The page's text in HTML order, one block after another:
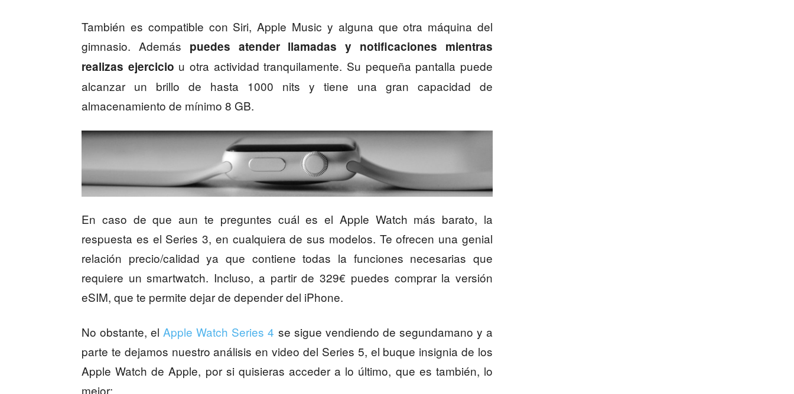
También es compatible con Siri, Apple Music y alguna que otra máquina del
gimnasio. Además puedes atender llamadas y notificaciones mientras
realizas ejercicio u otra actividad tranquilamente. Su pequeña pantalla puede
alcanzar un brillo de hasta 1000 nits y tiene una gran capacidad de
almacenamiento de mínimo 8 GB.
En caso de que aun te preguntes cuál es el Apple Watch más barato, la
respuesta es el Series 3, en cualquiera de sus modelos. Te ofrecen una genial
relación precio/calidad ya que contiene todas la funciones necesarias que
requiere un smartwatch. Incluso, a partir de 329€ puedes comprar la versión
eSIM, que te permite dejar de depender del iPhone.
No obstante, elApple Watch Series 4 se sigue vendiendo de segundamano y a
parte te dejamos nuestro análisis en video del Series 5, el buque insignia de los
Apple Watch de Apple, por si quisieras acceder a lo último, que es también, lo
mejor: